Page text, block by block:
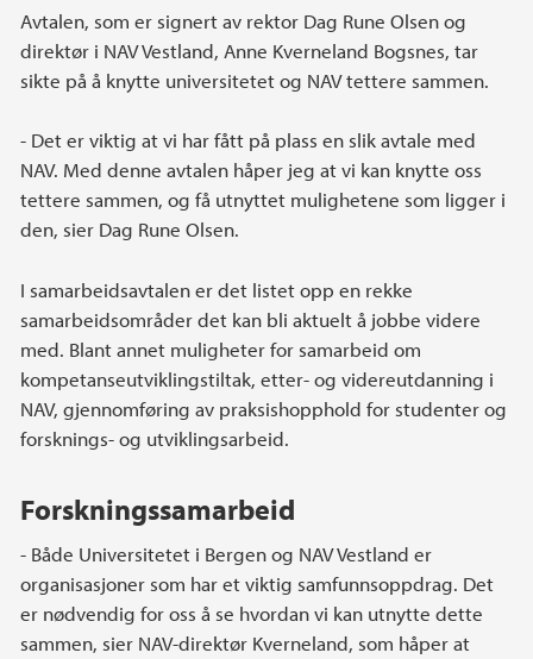
Avtalen, som er signert av rektor Dag Rune Olsen og
direktør i NAV Vestland, Anne Kverneland Bogsnes, tar
sikte på å knytte universitetet og NAV tettere sammen.
- Det er viktig at vi har fått på plass en slik avtale med
NAV. Med denne avtalen håper jeg at vi kan knytte oss
tettere sammen, og få utnyttet mulighetene som ligger i
den, sier Dag Rune Olsen.
I samarbeidsavtalen er det listet opp en rekke
samarbeidsområder det kan bli aktuelt å jobbe videre
med. Blant annet muligheter for samarbeid om
kompetanseutviklingstiltak, etter- og videreutdanning i
NAV, gjennomføring av praksishopphold for studenter og
forsknings- og utviklingsarbeid.
Forskningssamarbeid
- Både Universitetet i Bergen og NAV Vestland er
organisasjoner som har et viktig samfunnsoppdrag. Det
er nødvendig for oss å se hvordan vi kan utnytte dette
sammen, sier NAV-direktør Kverneland, som håper at